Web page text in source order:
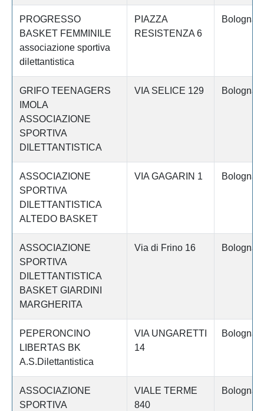
PROGRESSO
BASKET FEMMINILE
associazione sportiva
dilettantistica
PIAZZA
RESISTENZA 6
Bologna
GRIFO TEENAGERS
IMOLA
ASSOCIAZIONE
SPORTIVA
DILETTANTISTICA
VIA SELICE 129 Bologna
ASSOCIAZIONE
SPORTIVA
DILETTANTISTICA
ALTEDO BASKET
VIA GAGARIN 1 Bologna
ASSOCIAZIONE
SPORTIVA
DILETTANTISTICA
BASKET GIARDINI
MARGHERITA
Via di Frino 16 Bologna
PEPERONCINO
LIBERTAS BK
A.S.Dilettantistica
VIA UNGARETTI
14
Bologna
ASSOCIAZIONE
SPORTIVA
VIALE TERME
840
Bologna